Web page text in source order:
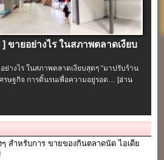
] ขายอย่างไร ในสภาพตลาดเงียบ
ย่างไร ในสภาพตลาดเงียบสุดๆ “มาปรับร้าน
รษฐกิจ การดิ้นรนเพื่อความอยู่รอด… [อ่าน
ๆ สำหรับการ ขายของกินตลาดนัด ไอเดีย